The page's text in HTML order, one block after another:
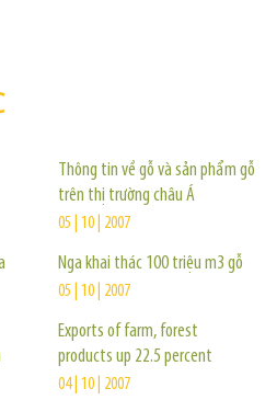
Thông tin về gỗ và sản phẩm gỗ
trên thị trường châu Á
05 | 10 | 2007
Nga khai thác 100 triệu m3 gỗ
05 | 10 | 2007
Exports of farm, forest
products up 22.5 percent
04 | 10 | 2007